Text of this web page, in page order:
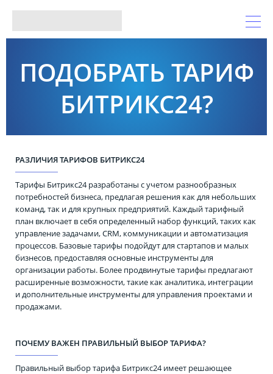
ПОДОБРАТЬ ТАРИФ
БИТРИКС24?
РАЗЛИЧИЯ ТАРИФОВ БИТРИКС24
Тарифы Битрикс24 разработаны с учетом разнообразных
потребностей бизнеса, предлагая решения как для небольших
команд, так и для крупных предприятий. Каждый тарифный
план включает в себя определенный набор функций, таких как
управление задачами, CRM, коммуникации и автоматизация
процессов. Базовые тарифы подойдут для стартапов и малых
бизнесов, предоставляя основные инструменты для
организации работы. Более продвинутые тарифы предлагают
расширенные возможности, такие как аналитика, интеграции
и дополнительные инструменты для управления проектами и
продажами.
ПОЧЕМУ ВАЖЕН ПРАВИЛЬНЫЙ ВЫБОР ТАРИФА?
Правильный выбор тарифа Битрикс24 имеет решающее